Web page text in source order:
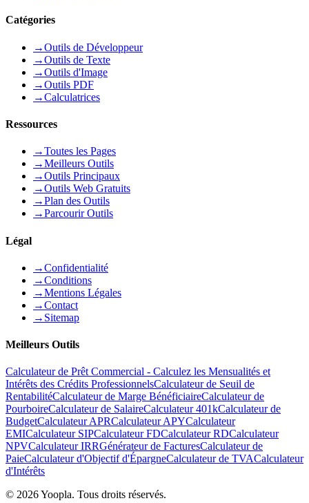
Catégories
→Outils de Développeur
→Outils de Texte
→Outils d'Image
→Outils PDF
→Calculatrices
Ressources
→Toutes les Pages
→Meilleurs Outils
→Outils Principaux
→Outils Web Gratuits
→Plan des Outils
→Parcourir Outils
Légal
→Confidentialité
→Conditions
→Mentions Légales
→Contact
→ Sitemap
Meilleurs Outils
Calculateur de Prêt Commercial - Calculez les Mensualités et
Intérêts des Crédits ProfessionnelsCalculateur de Seuil de
RentabilitéCalculateur de Marge BénéficiaireCalculateur de
PourboireCalculateur de SalaireCalculateur 401kCalculateur de
BudgetCalculateur APRCalculateur APYCalculateur
EMICalculateur SIPCalculateur FDCalculateur RDCalculateur
NPVCalculateur IRRGénérateur de FacturesCalculateur de
PaieCalculateur d'Objectif d'ÉpargneCalculateur de TVACalculateur
d'Intérêts
© 2026Yoopla. Tous droits réservés.